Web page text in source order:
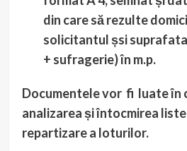
din care să rezulte
solicitantul șsi
+ sufragerie) în m.p.
Documentele vor fi luate în
analizarea și întocmirea
repartizare a loturilor.